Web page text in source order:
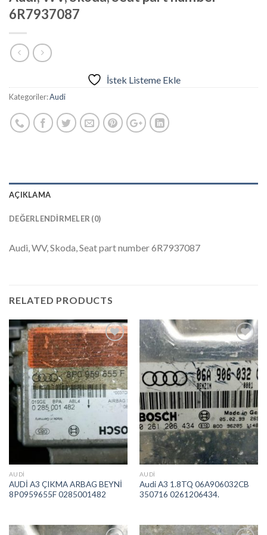
6R7937087
İstek Listeme Ekle
Kategoriler:Audi
AÇIKLAMA
DEĞERLENDIRMELER (0)
Audi, WV, Skoda, Seat part number 6R7937087
RELATED PRODUCTS
İstek
Listeme
Ekle
AUDI
AUDİ A3 ÇIKMA ARBAG BEYNİ
8P0959655F 0285001482
İstek
Listeme
Ekle
AUDI
Audi A3 1.8TQ 06A906032CB
350716 0261206434.